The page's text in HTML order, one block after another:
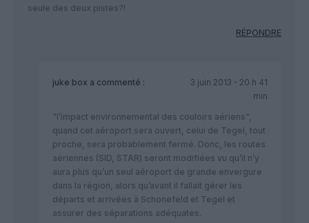
seule des deux pistes?!
RÉPONDRE
juke box a commenté :
3 juin 2013 - 20 h 41
min
“l’impact environnemental des couloirs aériens”,
quand cet aéroport sera ouvert, celui de Tegel, tout
proche, sera probablement fermé. Donc, les routes
aériennes (SID, STAR) seront modifiées vu qu’il n’y
aura plus qu’un seul aéroport de grande envergure
dans la région, alors qu’avant il fallait gérer les
départs et arrivées à Schonefeld et Tegel et
assurer des séparations adéquates.